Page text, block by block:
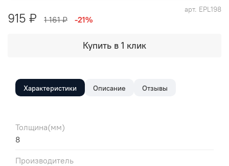
арт. EPL198
915 ₽ 1 161 ₽ -21%
Купить в 1 клик
Характеристики Описание Отзывы
Толщина(мм)
8
Производитель